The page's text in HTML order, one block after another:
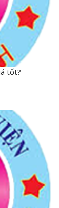
tốt?